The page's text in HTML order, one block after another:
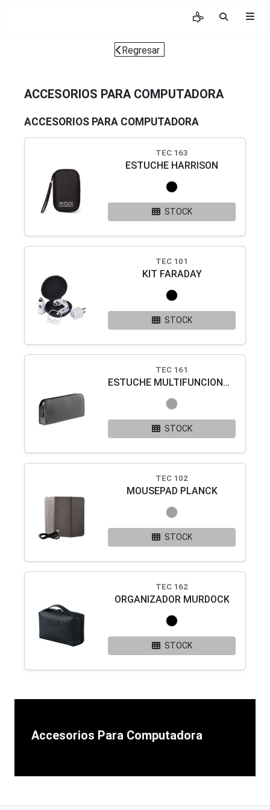
Regresar
ACCESORIOS PARA COMPUTADORA
ACCESORIOS PARA COMPUTADORA
TEC 163
ESTUCHE HARRISON
STOCK
TEC 101
KIT FARADAY
STOCK
TEC 161
ESTUCHE MULTIFUNCIONAL SERVET
STOCK
TEC 102
MOUSEPAD PLANCK
STOCK
TEC 162
ORGANIZADOR MURDOCK
STOCK
Accesorios Para Computadora